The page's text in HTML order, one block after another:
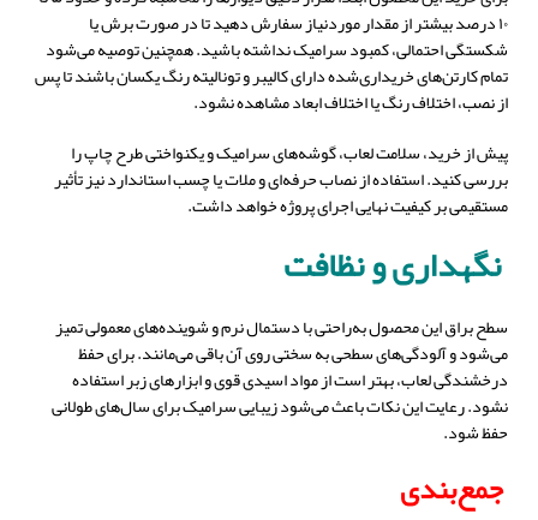
۱۰ درصد بیشتر از مقدار موردنیاز سفارش دهید تا در صورت برش یا
شکستگی احتمالی، کمبود سرامیک نداشته باشید. همچنین توصیه می‌شود
تمام کارتن‌هایخریداری‌شده دارای کالیبر و تونالیته رنگ یکسان باشند تا پس
از نصب، اختلاف رنگ یا اختلاف ابعاد مشاهده نشود.
پیش از خرید، سلامت لعاب، گوشه‌های سرامیک و یکنواختی طرح چاپ را
بررسی کنید. استفاده از نصاب حرفه‌ای و ملات یا چسب استاندارد نیز تأثیر
مستقیمی بر کیفیت نهایی اجرای پروژه خواهد داشت.
نگهداری و نظافت
سطح براق این محصول به‌راحتی با دستمال نرم و شوینده‌های معمولی تمیز
می‌شود و آلودگی‌های سطحی به سختی روی آن باقی می‌مانند. برای حفظ
درخشندگی لعاب، بهتر است از مواد اسیدی قوی و ابزارهای زبر استفاده
نشود. رعایت این نکات باعث می‌شود زیبایی سرامیک برای سال‌های طولانی
حفظ شود.
جمع‌بندی